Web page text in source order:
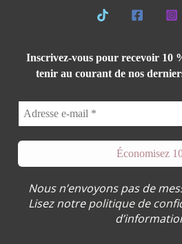
Inscrivez-vous pour recevoir 10
tenir au courant de nos
Nous n’envoyons pas de
Lisez notrepolitique de